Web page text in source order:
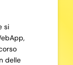
si
delle